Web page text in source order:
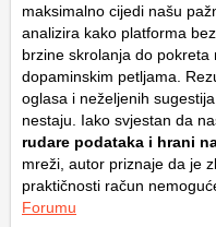
maksimalno cijedi našu
analizira kako platforma
brzine skrolanja do
dopaminskim petljama.
oglasa i neželjenih
nestaju. Iako svjestan da
rudare podataka i hrani
mreži, autor priznaje da je
praktičnosti račun
Forumu